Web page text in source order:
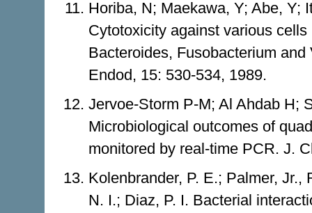
Horiba, N; Maekawa, Y; Abe, Y;
Cytotoxicity against various
Bacteroides, Fusobacterium
Endod, 15: 530-534, 1989.
Jervoe-Storm P-M; Al Ahdab H;
Microbiological outcomes of
monitored by real-time PCR. J.
Kolenbrander, P. E.; Palmer,
N. I.; Diaz, P. I. Bacterial